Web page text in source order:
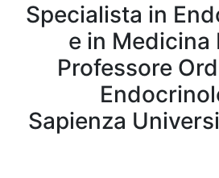
Specialista in
e in Medicina
Professore
Sapienza